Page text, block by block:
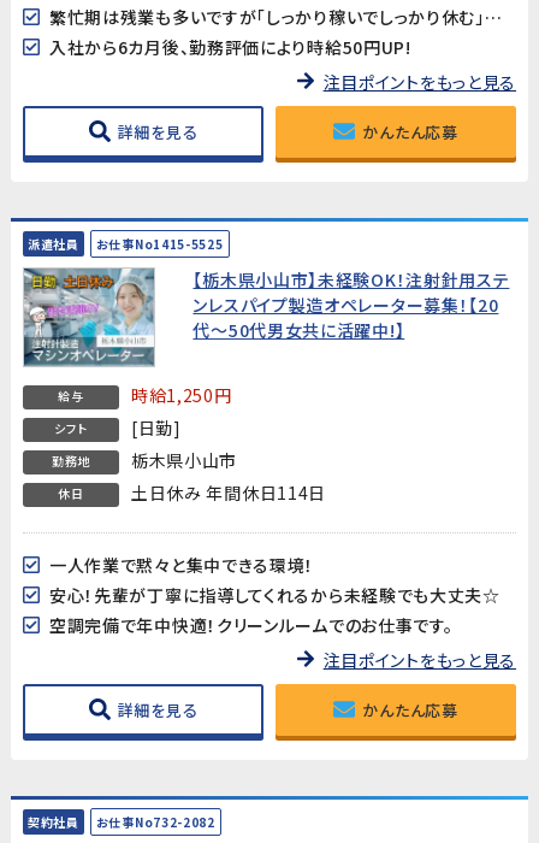
繁忙期は残業も多いですが「しっかり稼いでしっかり休む」メリハリあるお仕事です
入社から6カ月後、勤務評価により時給50円UP!
注目ポイントをもっと見る
詳細を見る かんたん応募
派遣社員 お仕事No1415-5525
【栃木県小山市】未経験OK！注射針用ステ
ンレスパイプ製造オペレーター募集！【20
代～50代男女共に活躍中!】
給与 時給1,250円
シフト [日勤]
勤務地 栃木県小山市
休日 土日休み 年間休日114日
一人作業で黙々と集中できる環境！
安心！先輩が丁寧に指導してくれるから未経験でも大丈夫☆
空調完備で年中快適！クリーンルームでのお仕事です。
注目ポイントをもっと見る
詳細を見る かんたん応募
契約社員 お仕事No732-2082